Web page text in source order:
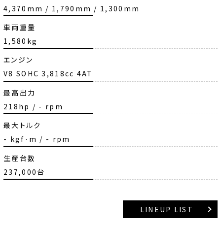
4,370mm / 1,790mm / 1,300mm
車両重量
1,580kg
エンジン
V8 SOHC 3,818cc 4AT
最高出力
218hp / - rpm
最大トルク
- kgf·m / - rpm
生産台数
237,000台
LINEUP LIST